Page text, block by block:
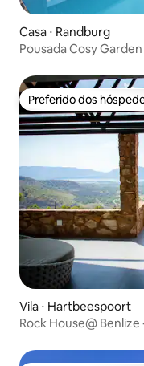
Casa ⋅ Randburg
Pousada Cosy
Preferido dos
Preferido dos
Vila ⋅ Hartbeespoort
Rock House@